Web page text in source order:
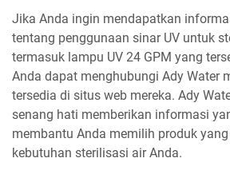
Jika Anda ingin mendapatkan
tentang penggunaan sinar UV untuk
termasuk lampu UV 24 GPM yang
Anda dapat menghubungi Ady Water
tersedia di situs web mereka. Ady
senang hati memberikan informasi
membantu Anda memilih produk
kebutuhan sterilisasi air Anda.